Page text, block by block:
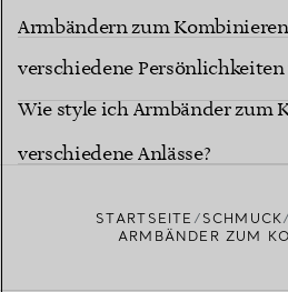
Armbändern zum
Wie wähle ich Armbänder
verschiedene
aus?
Wie style ich Armbänder zum
verschiedene Anlässe?
STARTSEITE SCHMUCK
ARMBÄNDER ZUM